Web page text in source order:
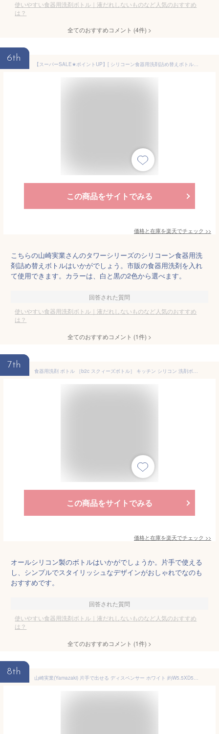
使いやすい食器用洗剤ボトル｜液だれしないものなど人気のおすすめ
は？
全てのおすすめコメント (4件) >
6th
【スーパーSALE★ポイントUP】[ シリコーン食器用洗剤詰め替えボトル タワー ] タワー山崎実業 公式 towerキッチン 3777 3778 ホワイト ブラック / 250mL 詰め替えボトル 詰替 食器用洗剤 キッチン洗剤 台所洗剤 除菌用アルコール タワーシリーズ JGS 最強配送 送料無料
この商品をサイトでみる
価格と在庫を楽天でチェック >>
こちらの山崎実業さんのタワーシリーズのシリコーン食器用洗
剤詰め替えボトルはいかがでしょう。市販の食器用洗剤を入れ
て使用できます。カラーは、白と黒の2色から選べます。
回答された質問
使いやすい食器用洗剤ボトル｜液だれしないものなど人気のおすすめ
は？
全てのおすすめコメント (1件) >
7th
食器用洗剤 ボトル ［b2c スクィーズボトル］ キッチン シリコン 洗剤ボトル かわいい おしゃれ おすすめ 人気 シンプル モダン スマート モノトーン ディスペンサー 詰め替えボトル 詰め替え容器 サラサデザイン sarasadesign
この商品をサイトでみる
価格と在庫を楽天でチェック >>
オールシリコン製のボトルはいかがでしょうか。片手で使える
し、シンプルでスタイリッシュなデザインがおしゃれでなのも
おすすめです。
回答された質問
使いやすい食器用洗剤ボトル｜液だれしないものなど人気のおすすめ
は？
全てのおすすめコメント (1件) >
8th
山崎実業(Yamazaki) 片手で出せる ディスペンサー ホワイト 約W5.5XD5.5XH18.5cm プレート 洗剤 化粧水 アルコール対応 お手入れ簡単 5215